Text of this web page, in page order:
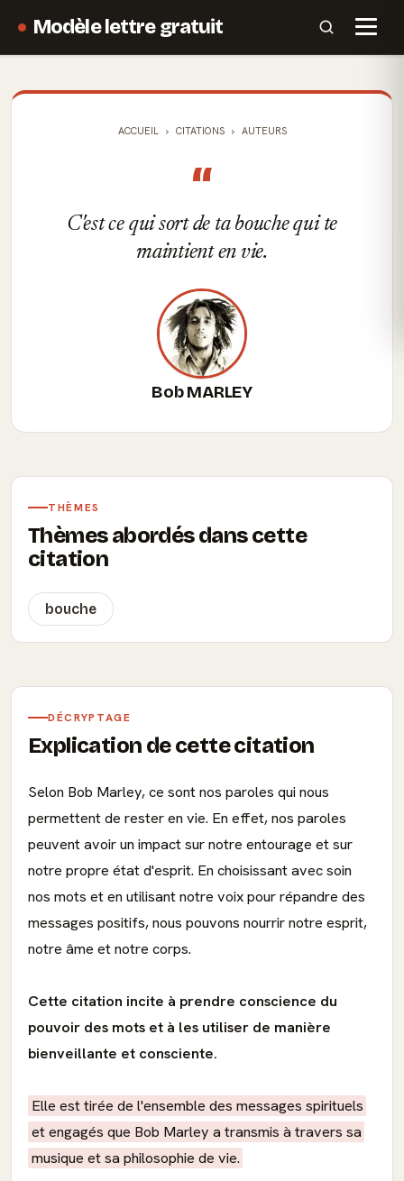
Modèle lettre gratuit
ACCUEIL CITATIONS AUTEURS
“
C'est ce qui sort de ta bouche qui te
maintient en vie.
Bob MARLEY
THÈMES
Thèmes abordés dans cette
citation
bouche
DÉCRYPTAGE
Explication de cette citation
Selon Bob Marley, ce sont nos paroles qui nous
permettent de rester en vie. En effet, nos paroles
peuvent avoir un impact sur notre entourage et sur
notre propre état d'esprit. En choisissant avec soin
nos mots et en utilisant notre voix pour répandre des
messages positifs, nous pouvons nourrir notre esprit,
notre âme et notre corps.
Cette citation incite à prendre conscience du
pouvoir des mots et à les utiliser de manière
bienveillante et consciente.
Elle est tirée de l'ensemble des messages spirituels
et engagés que Bob Marley a transmis à travers sa
musique et sa philosophie de vie.